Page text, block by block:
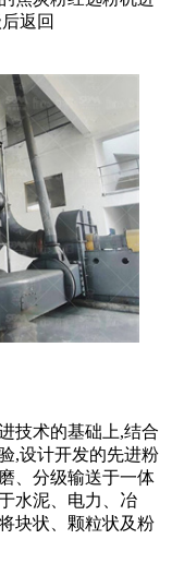
返回
技术的基础上,结合
,设计开发的先进粉
、分级输送于一体
水泥、电力、冶
块状、颗粒状及粉